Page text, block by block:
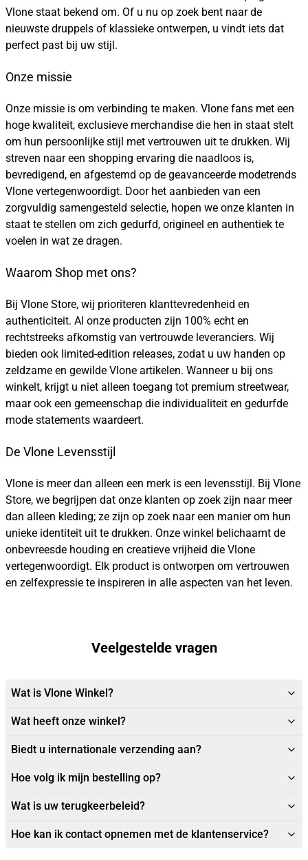
Vlone staat bekend om. Of u nu op zoek bent naar de
nieuwste druppels of klassieke ontwerpen, u vindt iets dat
perfect past bij uw stijl.
Onze missie
Onze missie is om verbinding te maken. Vlone fans met een
hoge kwaliteit, exclusieve merchandise die hen in staat stelt
om hun persoonlijke stijl met vertrouwen uit te drukken. Wij
streven naar een shopping ervaring die naadloos is,
bevredigend, en afgestemd op de geavanceerde modetrends
Vlone vertegenwoordigt. Door het aanbieden van een
zorgvuldig samengesteld selectie, hopen we onze klanten in
staat te stellen om zich gedurfd, origineel en authentiek te
voelen in wat ze dragen.
Waarom Shop met ons?
Bij Vlone Store, wij prioriteren klanttevredenheid en
authenticiteit. Al onze producten zijn 100% echt en
rechtstreeks afkomstig van vertrouwde leveranciers. Wij
bieden ook limited-edition releases, zodat u uw handen op
zeldzame en gewilde Vlone artikelen. Wanneer u bij ons
winkelt, krijgt u niet alleen toegang tot premium streetwear,
maar ook een gemeenschap die individualiteit en gedurfde
mode statements waardeert.
De Vlone Levensstijl
Vlone is meer dan alleen een merk is een levensstijl. Bij Vlone
Store, we begrijpen dat onze klanten op zoek zijn naar meer
dan alleen kleding; ze zijn op zoek naar een manier om hun
unieke identiteit uit te drukken. Onze winkel belichaamt de
onbevreesde houding en creatieve vrijheid die Vlone
vertegenwoordigt. Elk product is ontworpen om vertrouwen
en zelfexpressie te inspireren in alle aspecten van het leven.
Veelgestelde vragen
Wat is Vlone Winkel?
Wat heeft onze winkel?
Biedt u internationale verzending aan?
Hoe volg ik mijn bestelling op?
Wat is uw terugkeerbeleid?
Hoe kan ik contact opnemen met de klantenservice?